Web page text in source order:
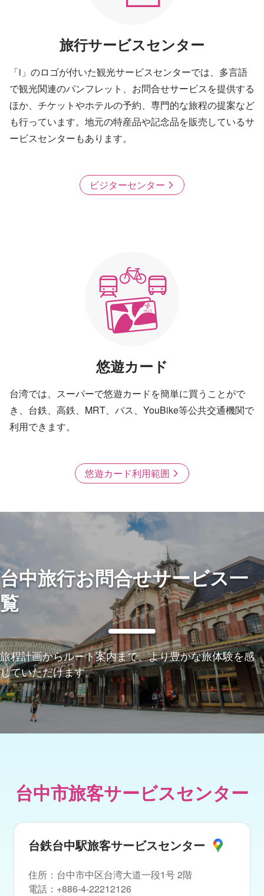
旅行サービスセンター
「i」のロゴが付いた観光サービスセンターでは、多言語
で観光関連のパンフレット、お問合せサービスを提供する
ほか、チケットやホテルの予約、専門的な旅程の提案など
も行っています。地元の特産品や記念品を販売しているサ
ービスセンターもあります。
ビジターセンター
悠遊カード
台湾では、スーパーで悠遊カードを簡単に買うことがで
き、台鉄、高鉄、MRT、バス、YouBike等公共交通機関で
利用できます。
悠遊カード利用範囲
台中旅行お問合せサービス一
覧
旅程計画からルート案内まで、より豊かな旅体験を感
じていただけます。
台中市旅客サービスセンター
台鉄台中駅旅客サービスセンター
住所 ： 台中市中区台湾大道一段1号 2階
電話 ： +886-4-22212126